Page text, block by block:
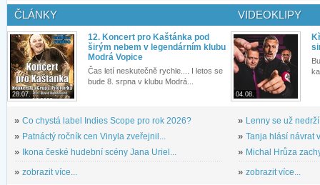
ČLÁNKY
28.07.
12. Koncert pro Kaštánka pod
širým nebem v legendárním klubu
Modrá Vopice
Čas letí neskutečně rychle.... I letos se
bude 8. srpna v klubu Modrá...
» Co chystá label Indies Scope pro rok 2026?
» Patnáctý ročník cen Vinyla zveřejnil...
»
Ikona české hudební scény Jana Uriel...
» zobrazit více...
VIDEOKLIPY
04.08.
» Lenny se už
» Tanja hlásí návrat
» Michal Hrůza
» zobrazit více...